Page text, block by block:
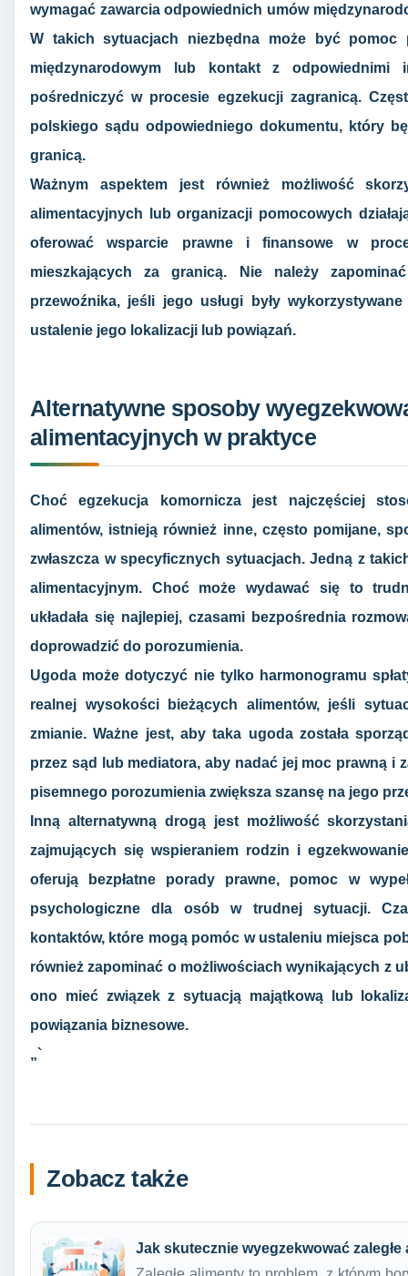
wymagać zawarcia odpowiednich umów
W takich sytuacjach niezbędna może być pomoc
międzynarodowym lub kontakt z odpowiednimi
pośredniczyć w procesie egzekucji zagranicą.
polskiego sądu odpowiedniego dokumentu, który
granicą.
Ważnym aspektem jest również możliwość
alimentacyjnych lub organizacji pomocowych
oferować wsparcie prawne i finansowe w
mieszkających za granicą. Nie należy
przewoźnika, jeśli jego usługi były
ustalenie jego lokalizacji lub powiązań.
Alternatywne sposoby
alimentacyjnych w praktyce
Choć egzekucja komornicza jest najczęściej
alimentów, istnieją również inne, często pomijane,
zwłaszcza w specyficznych sytuacjach. Jedną z
alimentacyjnym. Choć może wydawać się to
układała się najlepiej, czasami bezpośrednia
doprowadzić do porozumienia.
Ugoda może dotyczyć nie tylko harmonogramu
realnej wysokości bieżących alimentów, jeśli
zmianie. Ważne jest, aby taka ugoda została
przez sąd lub mediatora, aby nadać jej moc prawną i
pisemnego porozumienia zwiększa szansę na jego
Inną alternatywną drogą jest możliwość
zajmujących się wspieraniem rodzin i
oferują bezpłatne porady prawne, pomoc w
psychologiczne dla osób w trudnej sytuacji.
kontaktów, które mogą pomóc w ustaleniu miejsca
również zapominać o możliwościach wynikających z
ono mieć związek z sytuacją majątkową lub
powiązania biznesowe.
„`
Zobacz także
Jak skutecznie wyegzekwować zaległe